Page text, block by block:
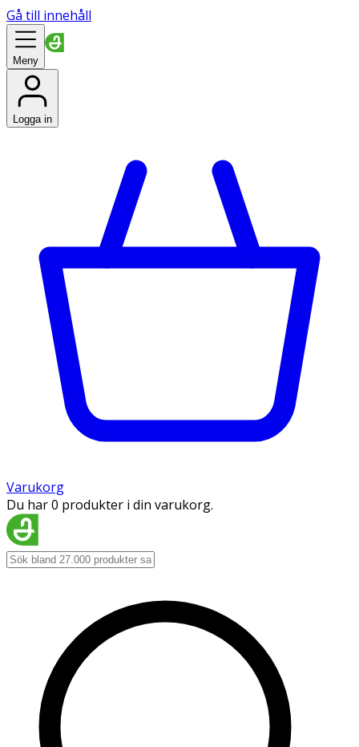
Gå till innehåll
Meny
Logga in
Varukorg
Du har 0 produkter i din varukorg.